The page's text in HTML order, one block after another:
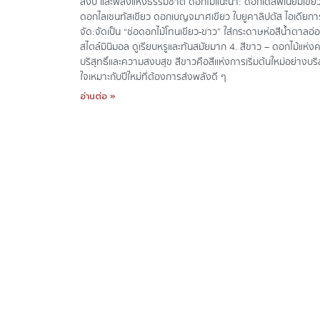
ดอกไลเซนทัสเขียว ดอกเบญจมาศเขียว ใบยูคาลิปตัส ไอเดียกา
จัด:จัดเป็น “ช่อดอกไม้โทนเขียว-ขาว” ใส่กระดาษห่อสีน้ำตาลอ่
สไตล์มินิมอล ดูเรียบหรูและทันสมัยมาก 4. สีขาว – ดอกไม้แห่ง
บริสุทธิ์และความสงบสุข สีขาวคือสีแห่งการเริ่มต้นใหม่อย่างบ
ใจเหมาะกับปีใหม่ที่ต้องการส่งพลังดี ๆ
อ่านต่อ »